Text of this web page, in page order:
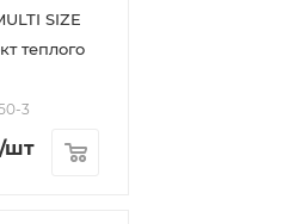
SIZE
теплого
3
/шт